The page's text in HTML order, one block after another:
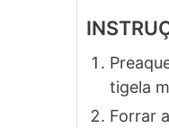
tigela
Forrar